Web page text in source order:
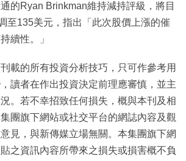
的Ryan Brinkman維持減持評級，將目
至135美元，指出「此次股價上漲的催
續性。」
載的所有投資分析技巧，只可作參考用
讀者在作出投資決定前理應審慎，並主
。若不幸招致任何損失，概與本刊及相
團旗下網站或社交平台的網誌內容及觀
見，與新傳媒立場無關。本集團旗下網
之資訊內容所帶來之損失或損害概不負